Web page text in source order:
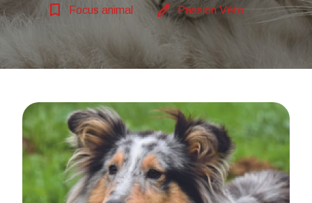
bookmark_border Focus animal edit Passion Véto